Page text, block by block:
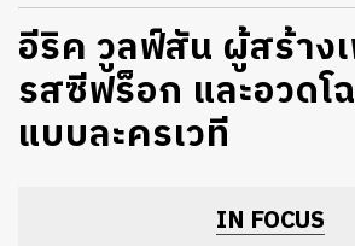
อีริค วูลฟ์สัน ผู้สร้าง
รสซีฟร็อก และอวดโ
แบบละครเวที
IN FOCUS